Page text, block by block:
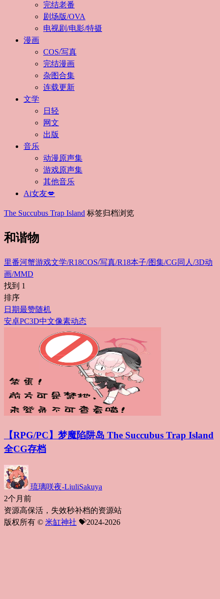
完结老番
剧场版/OVA
电视剧/电影/特摄
漫画
COS/写真
完结漫画
杂图合集
连载更新
文学
日轻
网文
出版
音乐
动漫原声集
游戏原声集
其他音乐
Ai女友💋
The Succubus Trap Island 标签归档浏览
和谐物
里番河蟹游戏文学/R18COS/写真/R18本子/图集/CG同人/3D动
画/MMD
找到 1
排序
日期最赞随机
安卓PC3D中文像素动态
【RPG/PC】梦魔陷阱岛 The Succubus Trap Island
全CG存档
琉璃咲夜-LiuliSakuya
2个月前
资源高保活，失效秒补档的资源站
版权所有 © 米缸神社 💝2024-2026